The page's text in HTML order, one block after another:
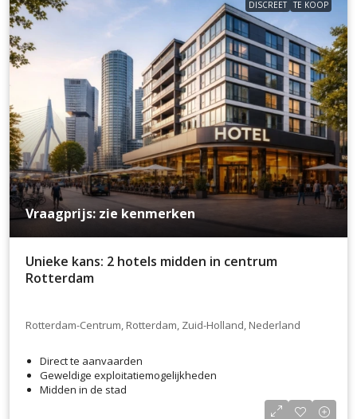
DISCREET TE KOOP
Vraagprijs: zie kenmerken
Unieke kans: 2 hotels midden in centrum
Rotterdam
Rotterdam-Centrum, Rotterdam, Zuid-Holland, Nederland
Direct te aanvaarden
Geweldige exploitatiemogelijkheden
Midden in de stad